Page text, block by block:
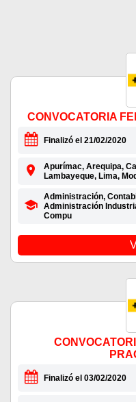
CONVOCATORIA
Finalizó el 21/02/2020
Apurímac, Arequipa,
Lambayeque, Lima,
Administración,
Administración
Compu
Finalizó el 03/02/2020